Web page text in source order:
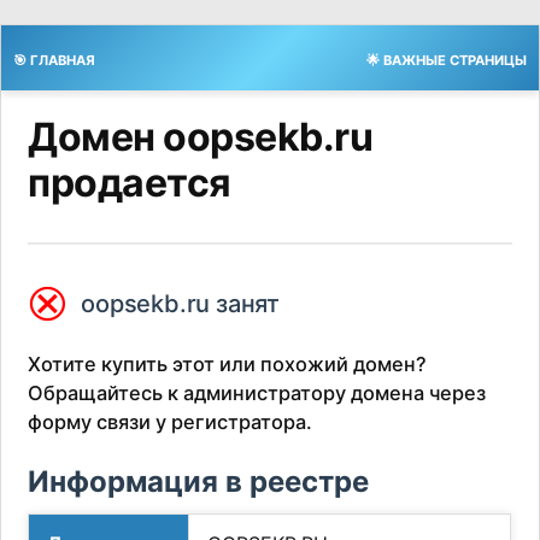
🎯 ГЛАВНАЯ 🌟 ВАЖНЫЕ СТРАНИЦЫ
Домен oopsekb.ru
продается
⮿ oopsekb.ru занят
Хотите купить этот или похожий домен?
Обращайтесь к администратору домена через
форму связи у регистратора.
Информация в реестре